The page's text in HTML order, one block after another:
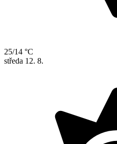
25/14 °C
středa 12. 8.